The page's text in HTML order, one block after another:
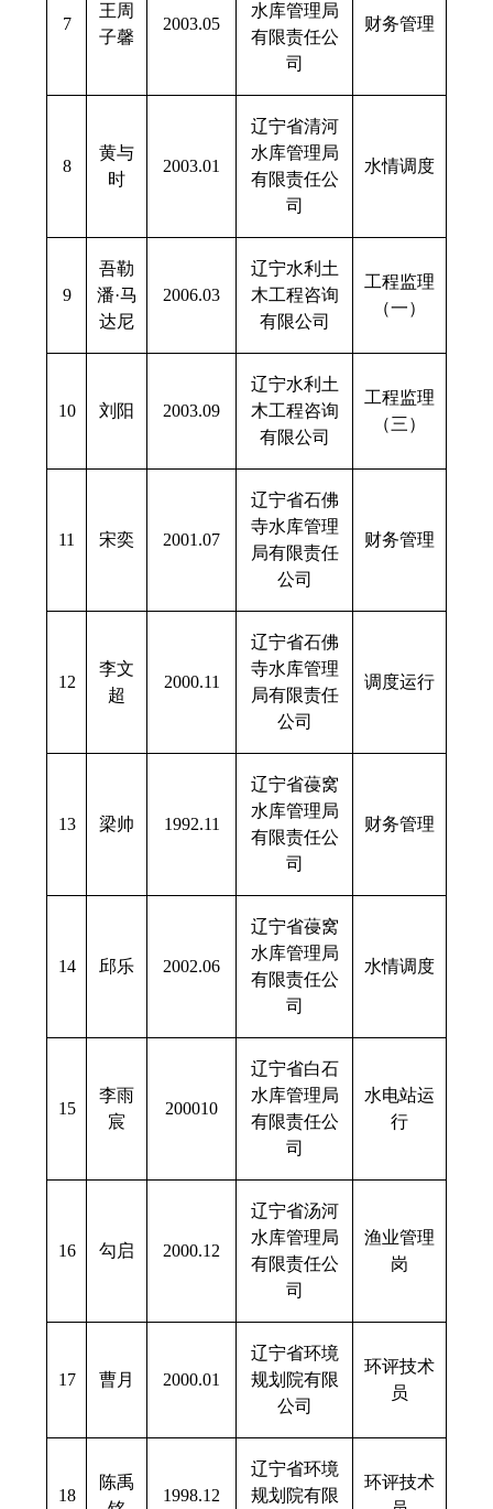
7
王周
子馨
2003.05
水库管理局
有限责任公
司
财务管理
8
黄与
时
2003.01
辽宁省清河
水库管理局
有限责任公
司
水情调度
9
吾勒
潘·马
达尼
2006.03
辽宁水利土
木工程咨询
有限公司
工程监理
（一）
10 刘阳 2003.09
辽宁水利土
木工程咨询
有限公司
工程监理
（三）
11 宋奕 2001.07
辽宁省石佛
寺水库管理
局有限责任
公司
财务管理
12
李文
超
2000.11
辽宁省石佛
寺水库管理
局有限责任
公司
调度运行
13 梁帅 1992.11
辽宁省葠窝
水库管理局
有限责任公
司
财务管理
14 邱乐 2002.06
辽宁省葠窝
水库管理局
有限责任公
司
水情调度
15
李雨
宸
200010
辽宁省白石
水库管理局
有限责任公
司
水电站运
行
16 勾启 2000.12
辽宁省汤河
水库管理局
有限责任公
司
渔业管理
岗
17 曹月 2000.01
辽宁省环境
规划院有限
公司
环评技术
员
18
陈禹
1998.12
辽宁省环境
规划院有限
环评技术